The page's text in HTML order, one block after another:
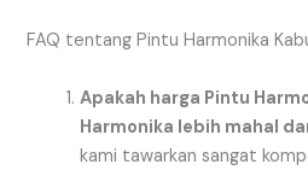
FAQ tentang Pintu Harmonika
Apakah harga Pintu
Harmonika lebih mahal
kami tawarkan sangat